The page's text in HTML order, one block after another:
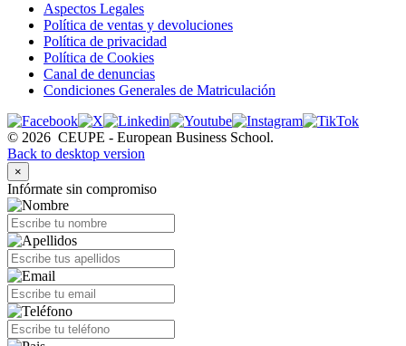
Aspectos Legales
Política de ventas y devoluciones
Política de privacidad
Política de Cookies
Canal de denuncias
Condiciones Generales de Matriculación
© 2026 CEUPE - European Business School.
Back to desktop version
×
Infórmate sin compromiso